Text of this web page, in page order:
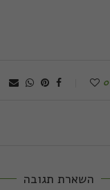
0
השארת תגובה